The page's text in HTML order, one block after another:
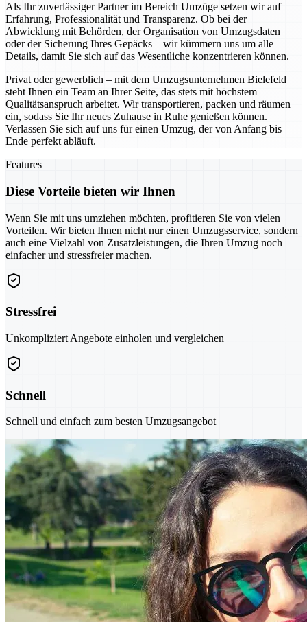
Als Ihr zuverlässiger Partner im Bereich Umzüge setzen wir auf
Erfahrung, Professionalität und Transparenz. Ob bei der
Abwicklung mit Behörden, der Organisation von Umzugsdaten
oder der Sicherung Ihres Gepäcks – wir kümmern uns um alle
Details, damit Sie sich auf das Wesentliche konzentrieren können.
Privat oder gewerblich – mit dem Umzugsunternehmen Bielefeld
steht Ihnen ein Team an Ihrer Seite, das stets mit höchstem
Qualitätsanspruch arbeitet. Wir transportieren, packen und räumen
ein, sodass Sie Ihr neues Zuhause in Ruhe genießen können.
Verlassen Sie sich auf uns für einen Umzug, der von Anfang bis
Ende perfekt abläuft.
Features
Diese Vorteile bieten wir Ihnen
Wenn Sie mit uns umziehen möchten, profitieren Sie von vielen
Vorteilen. Wir bieten Ihnen nicht nur einen Umzugsservice, sondern
auch eine Vielzahl von Zusatzleistungen, die Ihren Umzug noch
einfacher und stressfreier machen.
Stressfrei
Unkompliziert Angebote einholen und vergleichen
Schnell
Schnell und einfach zum besten Umzugsangebot